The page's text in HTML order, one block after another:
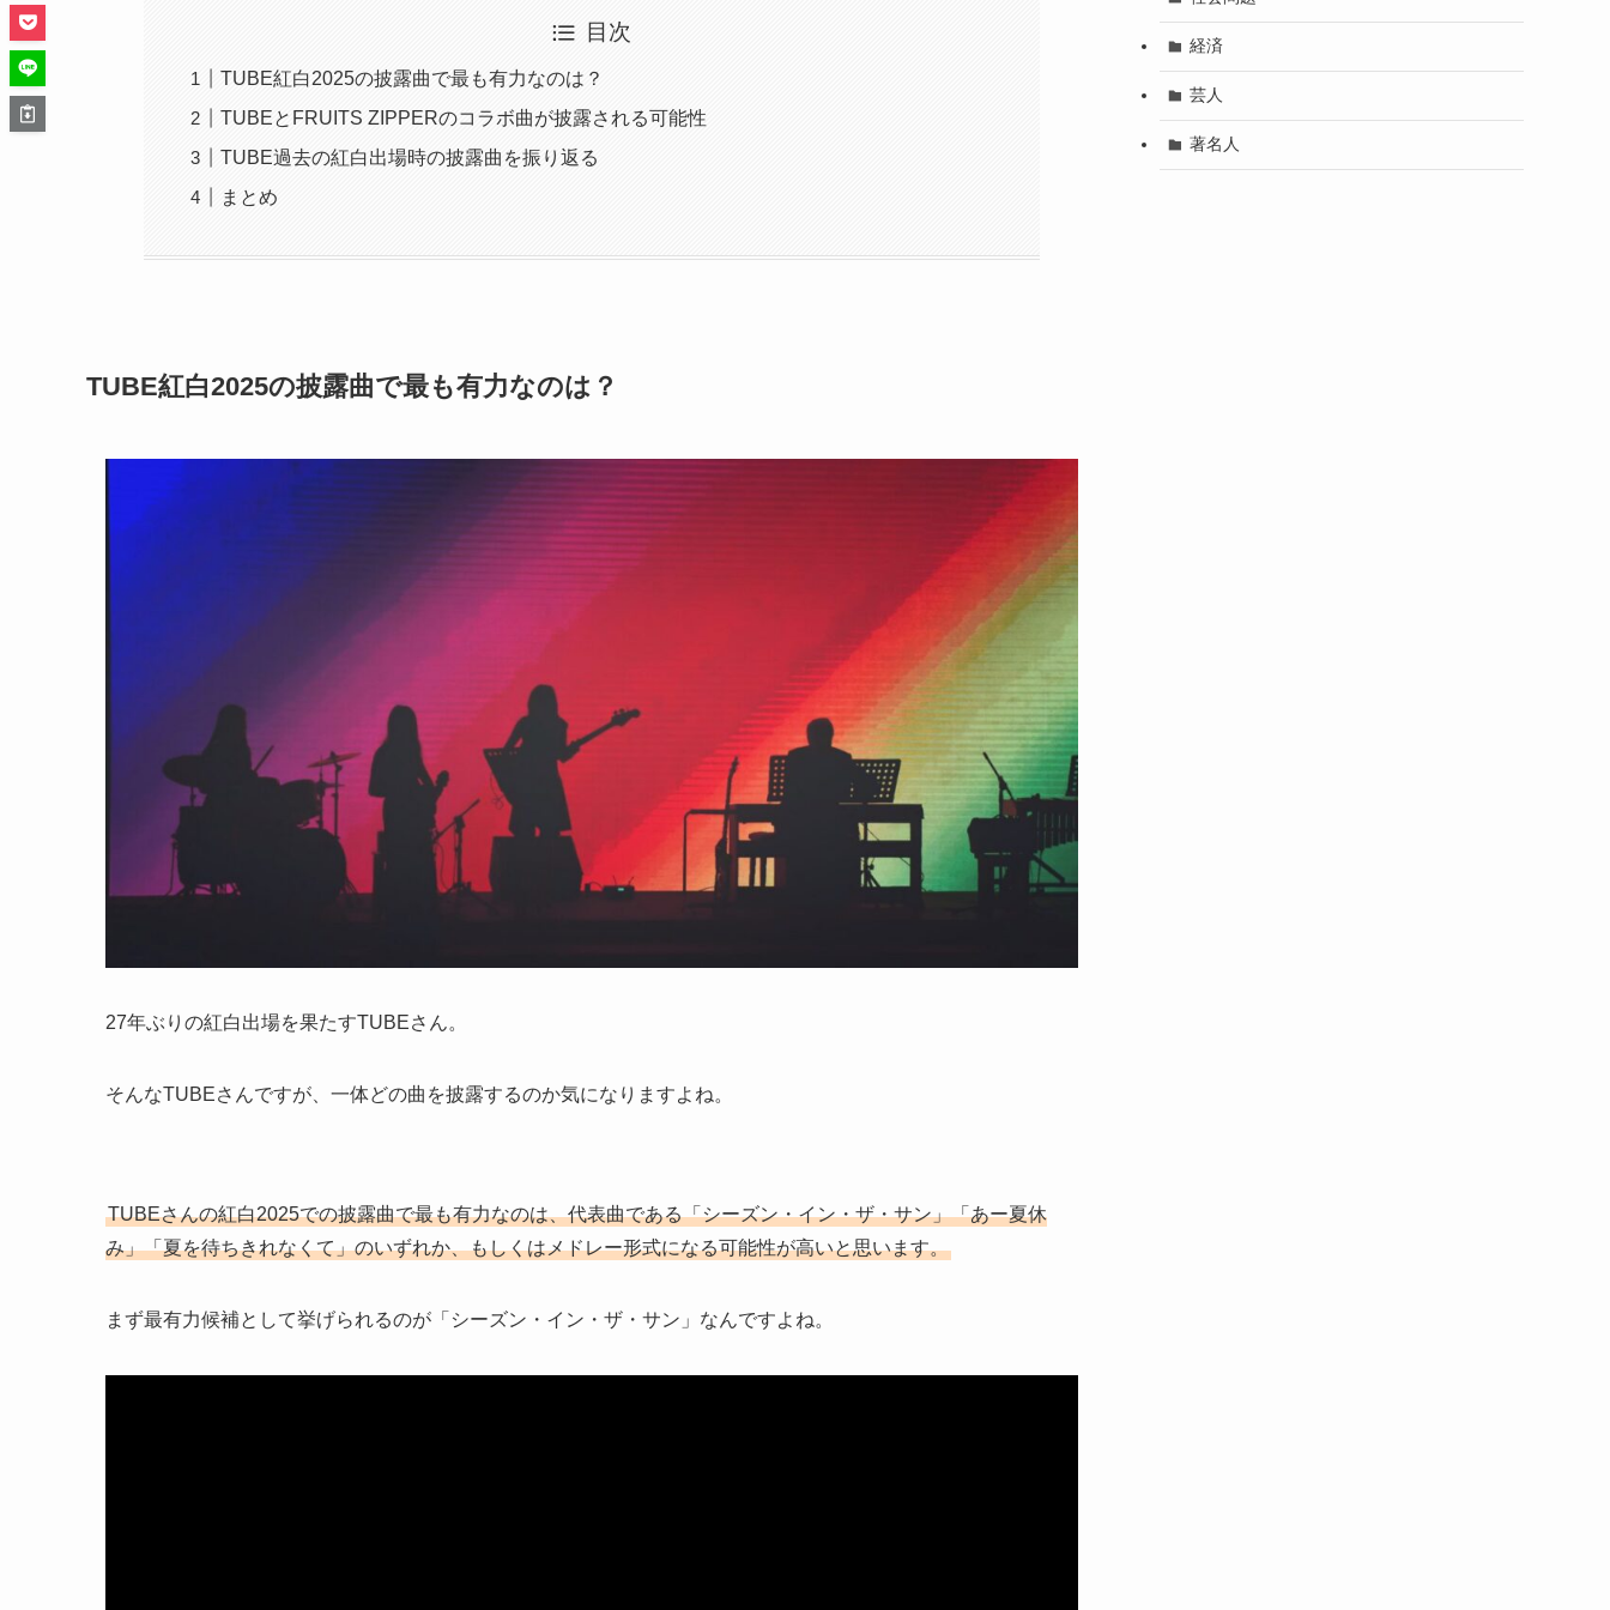
目次
TUBE紅白2025の披露曲で最も有力なのは？
TUBEとFRUITS ZIPPERのコラボ曲が披露される可能性
TUBE過去の紅白出場時の披露曲を振り返る
まとめ
TUBE紅白2025の披露曲で最も有力なのは？
27年ぶりの紅白出場を果たすTUBEさん。
そんなTUBEさんですが、一体どの曲を披露するのか気になりますよね。
TUBEさんの紅白2025での披露曲で最も有力なのは、代表曲である「シーズン・イン・ザ・サン」「あー夏休
み」「夏を待ちきれなくて」のいずれか、もしくはメドレー形式になる可能性が高いと思います。
まず最有力候補として挙げられるのが「シーズン・イン・ザ・サン」なんですよね。
経済
芸人
著名人